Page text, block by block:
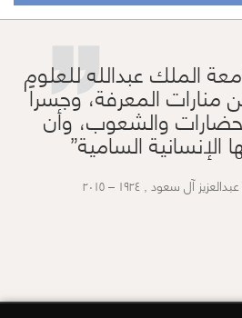
”
الملك عبدالله للعلوم
منارات المعرفة، وجسراً
والشعوب، وأن
الإنسانية السامية
آل سعود , ١٩٢٤ – ٢٠١٥